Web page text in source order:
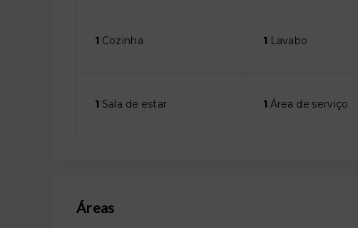
1 Cozinha 1 Lavabo
1 Sala de estar 1 Área de serviço
Áreas